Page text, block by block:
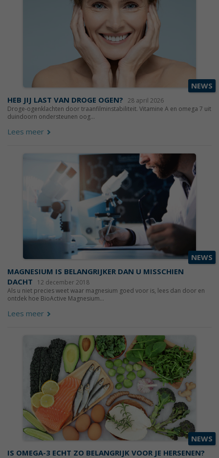
NEWS
HEB JIJ LAST VAN DROGE OGEN? 28 april 2026
Droge-ogenklachten door traanfilminstabiliteit. Vitamine A en omega 7 uit
duindoorn ondersteunen oog...
Lees meer
NEWS
MAGNESIUM IS BELANGRIJKER DAN U MISSCHIEN
DACHT
12 december 2018
Als u niet precies weet waar magnesium goed voor is, lees dan door en
ontdek hoe BioActive Magnesium...
Lees meer
NEWS
IS OMEGA-3 ECHT ZO BELANGRIJK VOOR JE HERSENEN?